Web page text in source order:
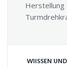
WIISSEN